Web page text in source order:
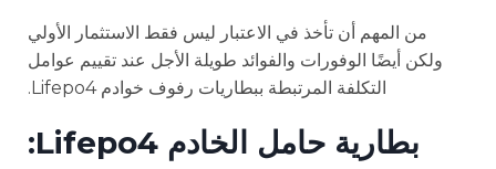
من المهم أن تأخذ في الاعتبار ليس فقط الاستثمار الأولي
ولكن أيضًا الوفورات والفوائد طويلة الأجل عند تقييم عوامل
التكلفة المرتبطة ببطاريات رفوف خوادم Lifepo4.
بطارية حامل الخادم Lifepo4: